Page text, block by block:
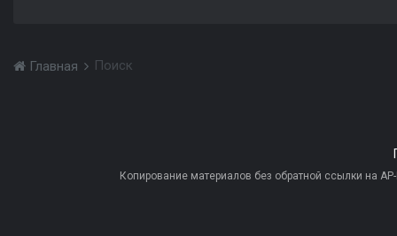
Главная Поиск
Копирование материалов без обратной ссылки на